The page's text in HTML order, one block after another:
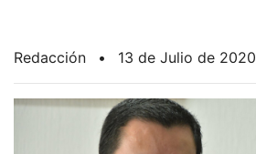
Redacción • 13 de Julio de 2020